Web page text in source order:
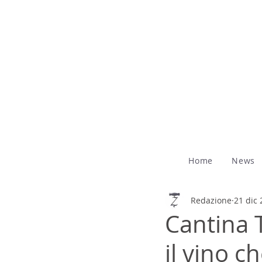
Home News
Cantina
il vino
Redazione 21 dic